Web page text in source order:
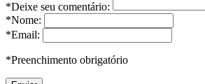
*Deixe seu comentário:
*Nome:
*Email:
*Preenchimento obrigatório